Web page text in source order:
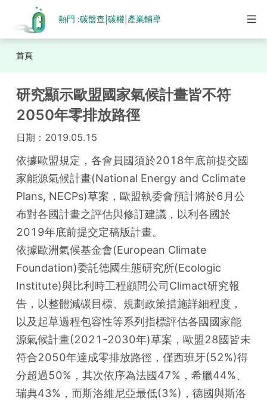
熱門 :碳盤查 碳權| 產業輔導
首頁
研究顯示歐盟國家氣候計畫皆不符
2050年零排放路徑
日期： 2019.05.15
依據歐盟規定，各會員國須於2018年底前提交國
家能源氣候計畫(National Energy and Cclimate
Plans, NECPs)草案，歐盟執委會預計將於6月公
布對各國計畫之評估與修訂建議，以利各國於
2019年底前提交定稿版計畫。
依據歐洲氣候基金會(European Climate
Foundation)委託德國生態研究所(Ecologic
Institute)與比利時工程顧問公司Climact研究報
告，以整體減碳目標、規劃政策措施詳細程度，
以及起草過程包容性等系列指標評估各國國家能
源氣候計畫(2021-2030年)草案，歐盟28國皆未
符合2050年達成零排放路徑，僅西班牙(52%)得
分超過50%，其次依序為法國47%，希臘44%、
瑞典43%，而斯洛維尼亞最低(3%)，德國與斯洛